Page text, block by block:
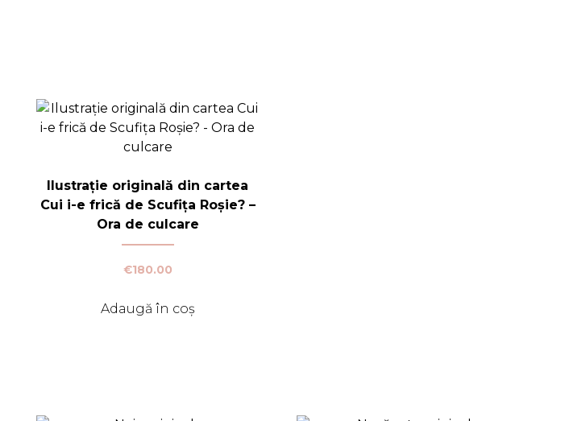
Scufița
Roșie?
Ilustrație originală din cartea
Cui i-e frică de Scufița Roșie? –
Ora de culcare
€180.00
Adaugă în coș